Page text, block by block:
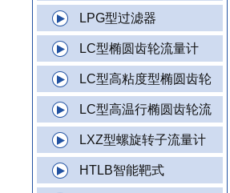
LPG型过滤器
LC型椭圆齿轮流量计
LC型高粘度型椭圆齿轮
LC型高温行椭圆齿轮流
LXZ型螺旋转子流量计
HTLB智能靶式